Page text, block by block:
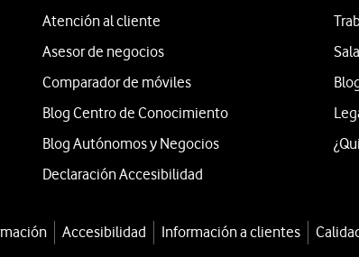
Atención al cliente
Asesor de negocios
Comparador de móviles
Blog Centro de Conocimiento
Blog Autónomos y Negocios
Declaración Accesibilidad
Accesibilidad Información a clientes